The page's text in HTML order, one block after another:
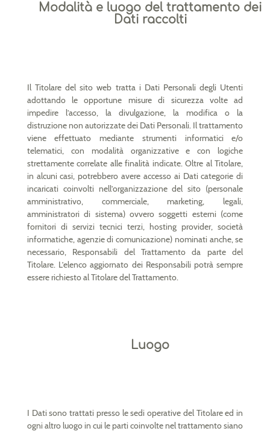
Modalità e luogo del trattamento dei
Dati raccolti
Il Titolare del sito web tratta i Dati Personali degli Utenti
adottando le opportune misure di sicurezza volte ad
impedire l’accesso, la divulgazione, la modifica o la
distruzione non autorizzate dei Dati Personali. Il trattamento
viene effettuato mediante strumenti informatici e/o
telematici, con modalità organizzative e con logiche
strettamente correlate alle finalità indicate. Oltre al Titolare,
in alcuni casi, potrebbero avere accesso ai Dati categorie di
incaricati coinvolti nell’organizzazione del sito (personale
amministrativo, commerciale, marketing, legali,
amministratori di sistema) ovvero soggetti esterni (come
fornitori di servizi tecnici terzi, hosting provider, società
informatiche, agenzie di comunicazione) nominati anche, se
necessario, Responsabili del Trattamento da parte del
Titolare. L’elenco aggiornato dei Responsabili potrà sempre
essere richiesto al Titolare del Trattamento.
Luogo
I Dati sono trattati presso le sedi operative del Titolare ed in
ogni altro luogo in cui le parti coinvolte nel trattamento siano